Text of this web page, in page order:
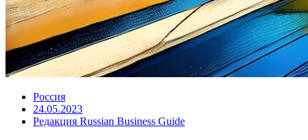
Россия
24.05.2023
Редакция Russian Business Guide